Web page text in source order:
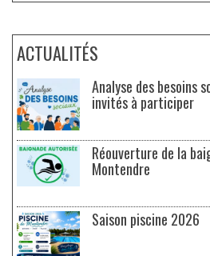
ACTUALITÉS
Analyse des besoins
invités à participer
Réouverture de la
Montendre
Saison piscine 2026